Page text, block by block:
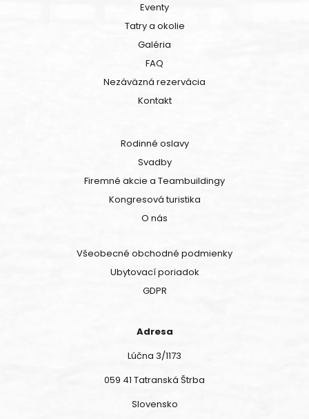
Eventy
Tatry a okolie
Galéria
FAQ
Nezáväzná rezervácia
Kontakt
Rodinné oslavy
Svadby
Firemné akcie a Teambuildingy
Kongresová turistika
O nás
Všeobecné obchodné podmienky
Ubytovací poriadok
GDPR
Adresa
Lúčna 3/1173
059 41 Tatranská Štrba
Slovensko